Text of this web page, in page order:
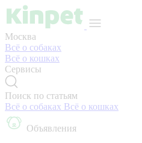
Москва
Всё о собаках
Всё о кошках
Сервисы
Поиск по статьям
Всё о собаках Всё о кошках
Объявления